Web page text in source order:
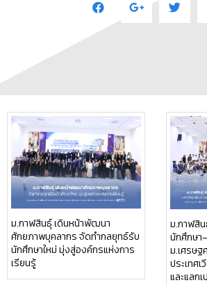
ม.กาฬสินธุ์ เดินหน้าพัฒนา
ศักยภาพบุคลากร จัดทำกลยุทธ์รับ
นักศึกษาใหม่ มุ่งสู่องค์กรแห่งการ
เรียนรู้
ม.กาฬสิ
นักศึกษา
ม.เศรษฐ
ประเทศ
และแลก